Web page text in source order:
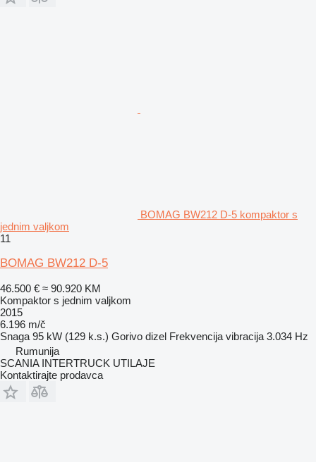
BOMAG BW212 D-5 kompaktor s
jednim valjkom
11
BOMAG BW212 D-5
46.500 € ≈ 90.920 KM
Kompaktor s jednim valjkom
2015
6.196 m/č
Snaga 95 kW (129 k.s.) Gorivo dizel Frekvencija vibracija 3.034 Hz
Rumunija
SCANIA INTERTRUCK UTILAJE
Kontaktirajte prodavca